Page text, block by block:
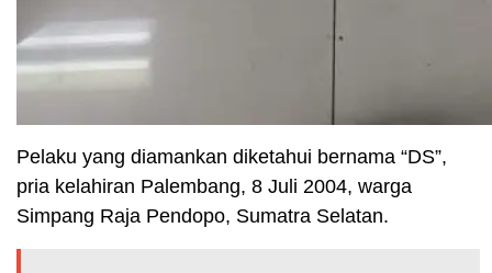
Pelaku yang diamankan diketahui bernama “DS”,
pria kelahiran Palembang, 8 Juli 2004, warga
Simpang Raja Pendopo, Sumatra Selatan.